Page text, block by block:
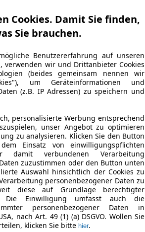
Cookies. Damit Sie finden,
Sie brauchen.
Benutzererfahrung auf unseren
verwenden wir und Drittanbieter Cookies
(beides gemeinsam nennen wir
um Geräteinformationen und
(z.B. IP Adressen) zu speichern und
personalisierte Werbung entsprechend
unser Angebot zu optimieren
zu analysieren. Klicken Sie den Button
Einsatz von einwilligungspflichten
verbundenen Verarbeitung
zuzustimmen oder den Button unten
Auswahl hinsichtlich der Cookies zu
personenbezogener Daten zu
diese auf Grundlage berechtigter
Die Einwilligung umfasst auch die
personenbezogener Daten in
nach Art. 49 (1) (a) DSGVO. Wollen Sie
klicken Sie bitte hier.